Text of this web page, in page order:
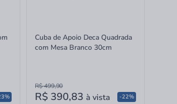
Cuba de Apoio Deca Quadrada
com Mesa Branco 30cm
R$ 499,90
R$ 390,83à vista -22%